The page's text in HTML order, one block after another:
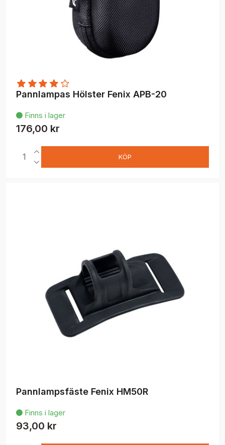
 Finns i lager
Pannlampas Hölster Fenix APB-20
176,00 kr
KÖP
 Finns i lager
Pannlampsfäste Fenix HM50R
93,00 kr